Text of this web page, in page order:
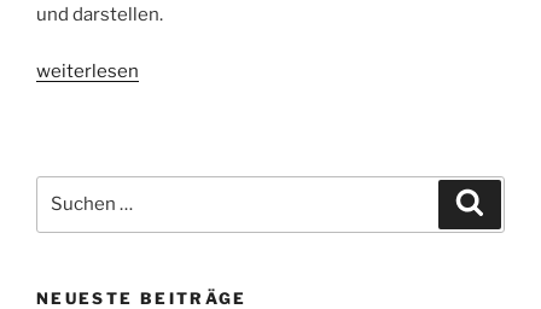
und darstellen.
„»Ich
weiterlesen
nach:
NEUESTE BEITRÄGE